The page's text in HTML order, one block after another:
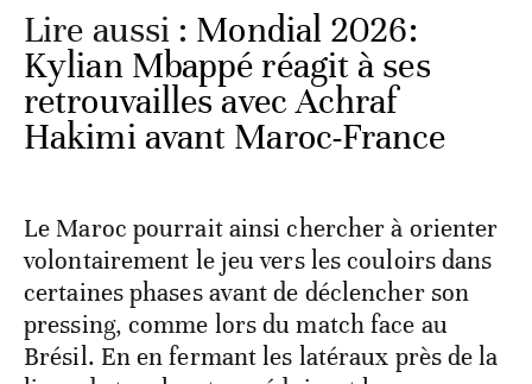
Lire aussi : Mondial 2026:
Kylian Mbappé réagit à ses
retrouvailles avec Achraf
Hakimi avant Maroc-France
Le Maroc pourrait ainsi chercher à orienter
volontairement le jeu vers les couloirs dans
certaines phases avant de déclencher son
pressing, comme lors du match face au
Brésil. En en fermant les latéraux près de la